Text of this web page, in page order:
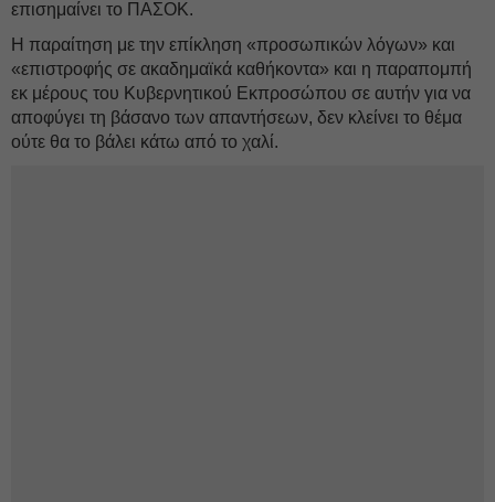
επισημαίνει το ΠΑΣΟΚ.
Η παραίτηση με την επίκληση «προσωπικών λόγων» και
«επιστροφής σε ακαδημαϊκά καθήκοντα» και η παραπομπή
εκ μέρους του Κυβερνητικού Εκπροσώπου σε αυτήν για να
αποφύγει τη βάσανο των απαντήσεων, δεν κλείνει το θέμα
ούτε θα το βάλει κάτω από το χαλί.